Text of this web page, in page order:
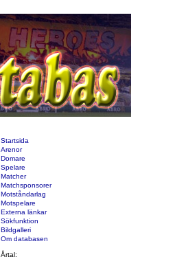
Startsida
Arenor
Domare
Spelare
Matcher
Matchsponsorer
Motståndarlag
Motspelare
Externa länkar
Sökfunktion
Bildgalleri
Om databasen
Årtal: